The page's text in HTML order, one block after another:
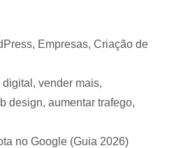
, Empresas, Criação de
, vender mais,
design, aumentar trafego,
no Google (Guia 2026)